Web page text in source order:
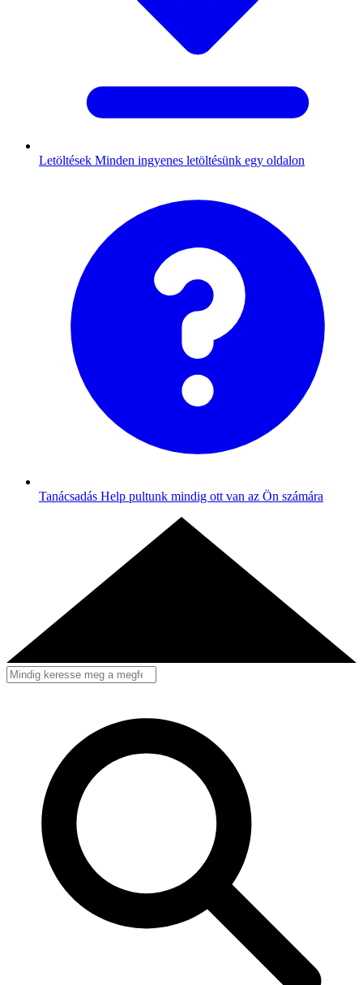
Letöltések Minden ingyenes letöltésünk egy oldalon
Tanácsadás Help pultunk mindig ott van az Ön számára